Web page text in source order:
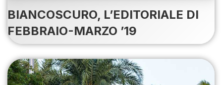
BIANCOSCURO, L’EDITORIALE DI
FEBBRAIO-MARZO ’19